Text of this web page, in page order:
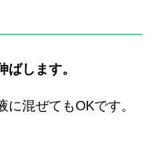
します。
混ぜてもOKです。